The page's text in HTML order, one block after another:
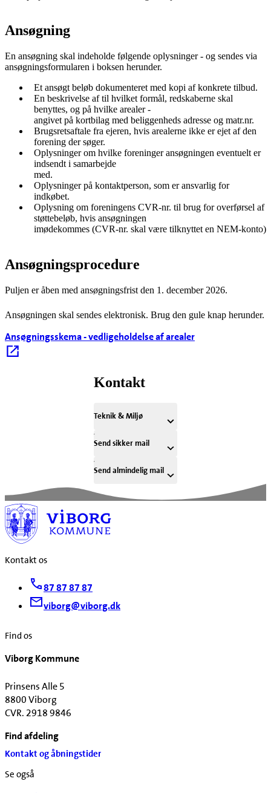
Ansøgning
En ansøgning skal indeholde følgende oplysninger - og sendes via
ansøgningsformularen i boksen herunder.
Et ansøgt beløb dokumenteret med kopi af konkrete tilbud.
En beskrivelse af til hvilket formål, redskaberne skal
benyttes, og på hvilke arealer -
angivet på kortbilag med beliggenheds adresse og matr.nr.
Brugsretsaftale fra ejeren, hvis arealerne ikke er ejet af den
forening der søger.
Oplysninger om hvilke foreninger ansøgningen eventuelt er
indsendt i samarbejde
med.
Oplysninger på kontaktperson, som er ansvarlig for
indkøbet.
Oplysning om foreningens CVR-nr. til brug for overførsel af
støttebeløb, hvis ansøgningen
imødekommes (CVR-nr. skal være tilknyttet en NEM-konto)
Ansøgningsprocedure
Puljen er åben med ansøgningsfrist den 1. december 2026.
Ansøgningen skal sendes elektronisk. Brug den gule knap herunder.
Ansøgningsskema - vedligeholdelse af arealer
Kontakt
Teknik & Miljø
Send sikker mail
Send almindelig mail
Kontakt os
87 87 87 87
viborg@viborg.dk
Find os
Viborg Kommune
Prinsens Alle 5
8800 Viborg
CVR. 2918 9846
Find afdeling
Kontakt og åbningstider
Se også